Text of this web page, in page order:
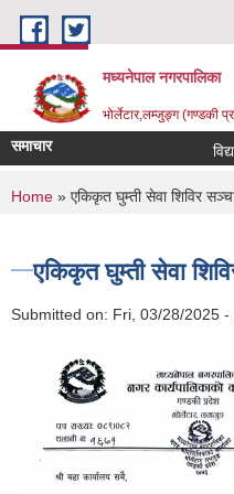
Skip to main content
मध्यनेपाल नगरपालिका
भोर्लेटार,लम्जुङ्ग (गण्डकी
समाचार
You are here
Home » एकिकृत घुम्ती सेवा शिविर
एकिकृत घुम्ती सेवा
Submitted on: Fri, 03/28/2025 -